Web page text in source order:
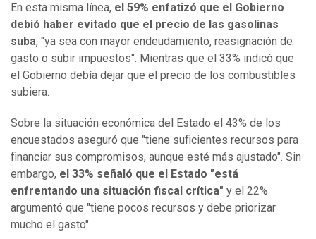
En esta misma línea, el 59% enfatizó que el Gobierno
debió haber evitado que el precio de las gasolinas
suba, "ya sea con mayor endeudamiento, reasignación de
gasto o subir impuestos". Mientras que el 33% indicó que
el Gobierno debía dejar que el precio de los combustibles
subiera.
Sobre la situación económica del Estado el 43% de los
encuestados aseguró que "tiene suficientes recursos para
financiar sus compromisos, aunque esté más ajustado". Sin
embargo, el 33% señaló que el Estado "está
enfrentando una situación fiscal crítica" y el 22%
argumentó que "tiene pocos recursos y debe priorizar
mucho el gasto".